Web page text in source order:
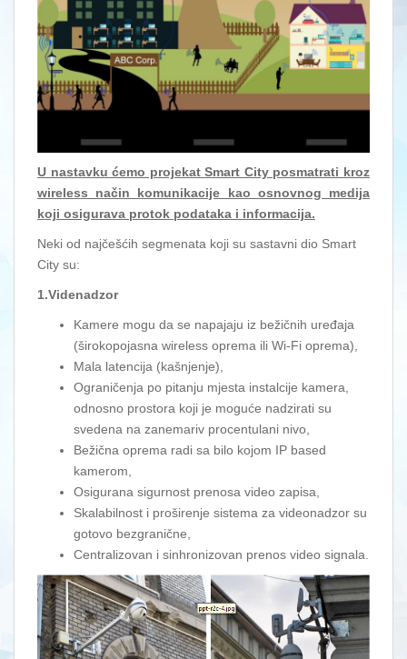
U nastavku ćemo projekat Smart City posmatrati kroz
wireless način komunikacije kao osnovnog medija
koji osigurava protok podataka i informacija.
Neki od najčešćih segmenata koji su sastavni dio Smart
City su:
1.Videnadzor
Kamere mogu da se napajaju iz bežičnih uređaja
(širokopojasna wireless oprema ili Wi-Fi oprema),
Mala latencija (kašnjenje),
Ograničenja po pitanju mjesta instalcije kamera,
odnosno prostora koji je moguće nadzirati su
svedena na zanemariv procentulani nivo,
Bežična oprema radi sa bilo kojom IP based
kamerom,
Osigurana sigurnost prenosa video zapisa,
Skalabilnost i proširenje sistema za videonadzor su
gotovo bezgranične,
Centralizovan i sinhronizovan prenos video signala.